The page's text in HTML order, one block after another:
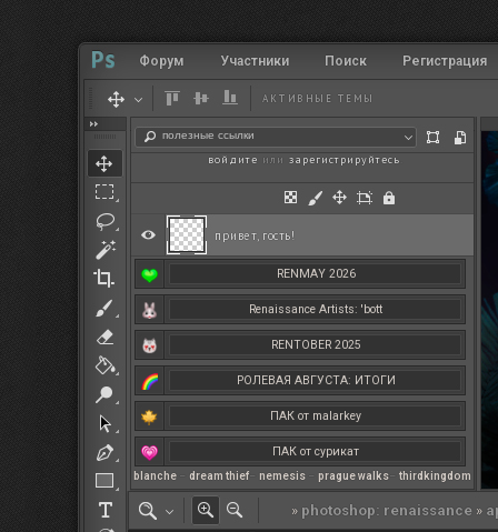
RENMAY 2026
Renaissance Artists: 'bott
RENTOBER 2025
РОЛЕВАЯ АВГУСТА: ИТОГИ
ПАК от malarkey
ПАК от сурикат
РЕНМАЙ
РОЛЕВАЯ МАРТА: ИТОГИ
полезные ссылки
blanche – dream thief– nemesis – prague walks– thirdkingdom
Форум Участники Поиск Регистрация
АКТИВНЫЕ ТЕМЫ
привет, гость!
войдите или зарегистрируйтесь
» photoshop: renaissance »